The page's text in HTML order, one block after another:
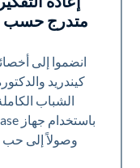
Neo Elite
متدرج حسب
انضموا إلى
كيندريد
الشباب
وصولاً إلى حب